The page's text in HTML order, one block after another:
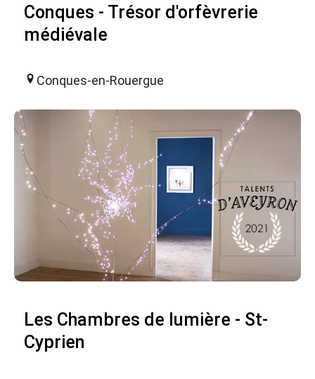
Conques - Trésor d'orfèvrerie
médiévale
Conques-en-Rouergue
Les Chambres de lumière - St-
Cyprien